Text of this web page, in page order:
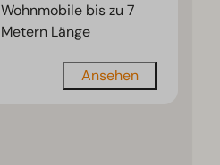
Wohnmobile bis zu 7
Metern Länge
Ansehen